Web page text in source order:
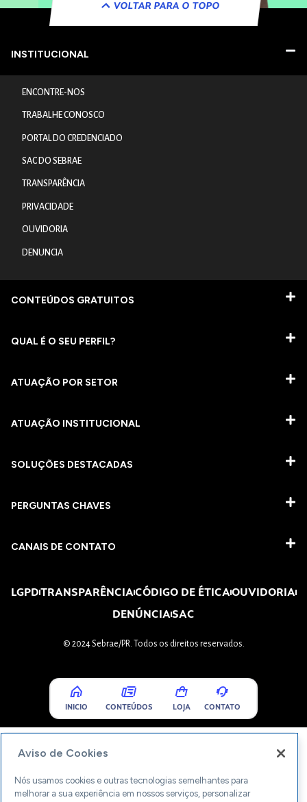
VOLTAR PARA O TOPO
INSTITUCIONAL
ENCONTRE-NOS
TRABALHE CONOSCO
PORTAL DO CREDENCIADO
SAC DO SEBRAE
TRANSPARÊNCIA
PRIVACIDADE
OUVIDORIA
DENUNCIA
CONTEÚDOS GRATUITOS
QUAL É O SEU PERFIL?
ATUAÇÃO POR SETOR
ATUAÇÃO INSTITUCIONAL
SOLUÇÕES DESTACADAS
PERGUNTAS CHAVES​
CANAIS DE CONTATO
LGPDTRANSPARÊNCIACÓDIGO DE ÉTICAOUVIDORIA
DENÚNCIASAC
© 2024 Sebrae/PR. Todos os direitos reservados.
INICIO CONTEÚDOS LOJA CONTATO
Aviso de Cookies
Nós usamos cookies e outras tecnologias semelhantes para
melhorar a sua experiência em nossos serviços, personalizar